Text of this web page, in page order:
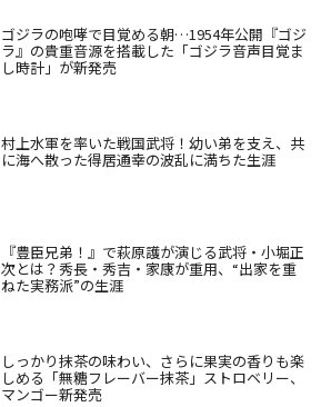
ゴジラの咆哮で目覚める朝…1954年公開『ゴジ
ラ』の貴重音源を搭載した「ゴジラ音声目覚ま
し時計」が新発売
村上水軍を率いた戦国武将！幼い弟を支え、共
に海へ散った得居通幸の波乱に満ちた生涯
『豊臣兄弟！』で萩原護が演じる武将・小堀正
次とは？秀長・秀吉・家康が重用、“出家を重
ねた実務派”の生涯
しっかり抹茶の味わい、さらに果実の香りも楽
しめる「無糖フレーバー抹茶」ストロベリー、
マンゴー新発売